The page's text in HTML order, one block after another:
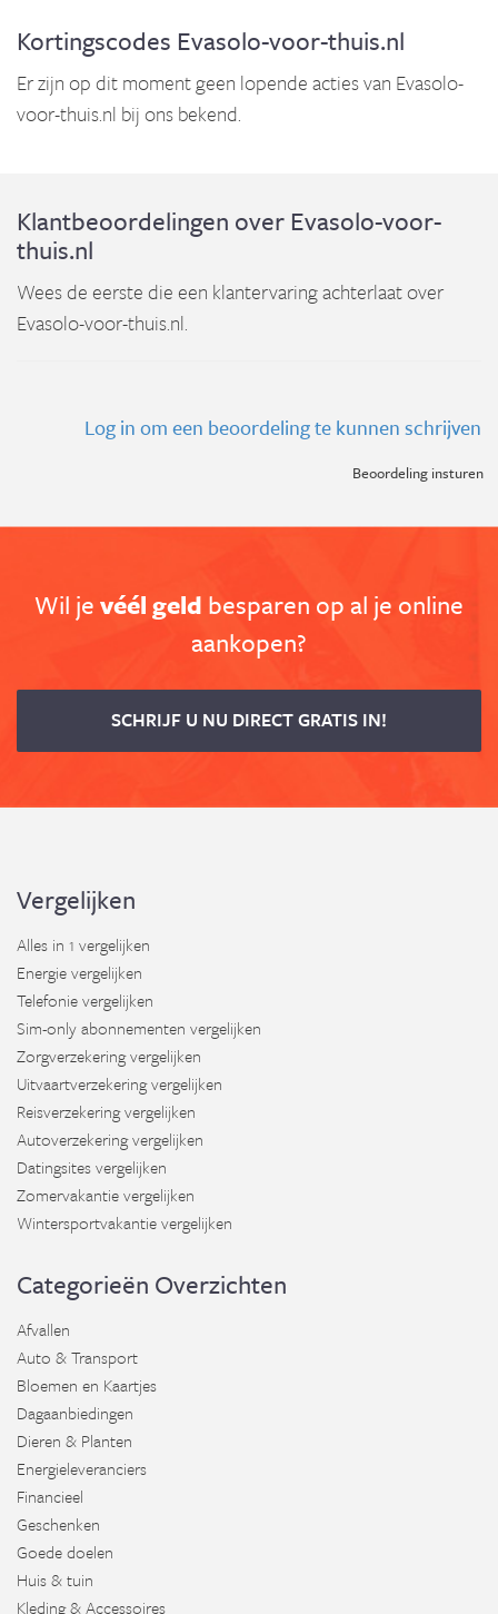
Kortingscodes Evasolo-voor-thuis.nl
Er zijn op dit moment geen lopende acties van Evasolo-
voor-thuis.nl bij ons bekend.
Klantbeoordelingen over Evasolo-voor-
thuis.nl
Wees de eerste die een klantervaring achterlaat over
Evasolo-voor-thuis.nl.
Log in om een beoordeling te kunnen schrijven
Beoordeling insturen
Wil jevéél geld besparen op al je online
aankopen?
SCHRIJF U NU DIRECT GRATIS IN!
Vergelijken
Alles in 1 vergelijken
Energie vergelijken
Telefonie vergelijken
Sim-only abonnementen vergelijken
Zorgverzekering vergelijken
Uitvaartverzekering vergelijken
Reisverzekering vergelijken
Autoverzekering vergelijken
Datingsites vergelijken
Zomervakantie vergelijken
Wintersportvakantie vergelijken
Categorieën Overzichten
Afvallen
Auto & Transport
Bloemen en Kaartjes
Dagaanbiedingen
Dieren & Planten
Energieleveranciers
Financieel
Geschenken
Goede doelen
Huis & tuin
Kleding & Accessoires